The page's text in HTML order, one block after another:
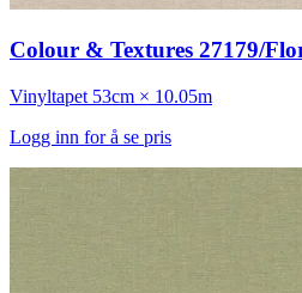
Colour & Textures 27179/
Vinyltapet 53cm × 10.05m
Logg inn for å se pris